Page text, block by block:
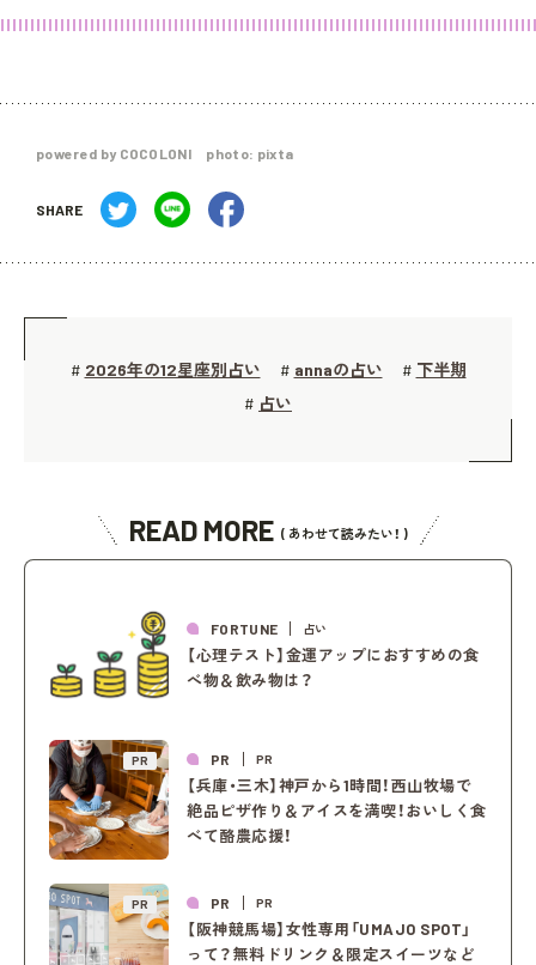
powered by COCOLONI photo: pixta
SHARE
# 2026年の12星座別占い # annaの占い # 下半期
# 占い
READ MORE ( あわせて読みたい！ )
FORTUNE 占い
【心理テスト】金運アップにおすすめの食
べ物＆飲み物は？
PR PR PR
【兵庫・三木】神戸から1時間！西山牧場で
絶品ピザ作り＆アイスを満喫！おいしく食
べて酪農応援！
PR PR PR
【阪神競馬場】女性専用「UMAJO SPOT」
って？無料ドリンク＆限定スイーツなど